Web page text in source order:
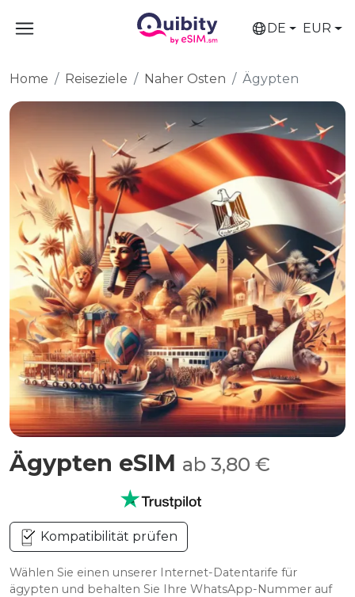
DE EUR
Home Reiseziele Naher Osten Ägypten
Ägypten eSIM ab 3,80 €
Kompatibilität prüfen
Wählen Sie einen unserer Internet-Datentarife für
ägypten und behalten Sie Ihre WhatsApp-Nummer auf